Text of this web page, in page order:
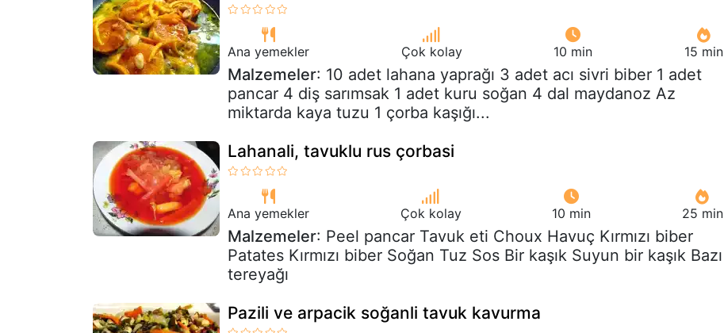
Ana yemekler Çok kolay 10 min 15 min
Malzemeler: 10 adet lahana yaprağı 3 adet acı sivri biber 1 adet
pancar 4 diş sarımsak 1 adet kuru soğan 4 dal maydanoz Az
miktarda kaya tuzu 1 çorba kaşığı...
Lahanali, tavuklu rus çorbasi
Ana yemekler Çok kolay 10 min 25 min
Malzemeler: Peel pancar Tavuk eti Choux Havuç Kırmızı biber
Patates Kırmızı biber Soğan Tuz Sos Bir kaşık Suyun bir kaşık Bazı
tereyağı
Pazili ve arpacik soğanli tavuk kavurma